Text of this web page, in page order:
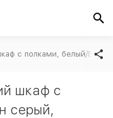
с полками, белый/
шкаф с
серый,